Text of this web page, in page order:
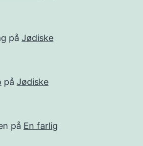
på Jødiske
på Jødiske
på En farlig